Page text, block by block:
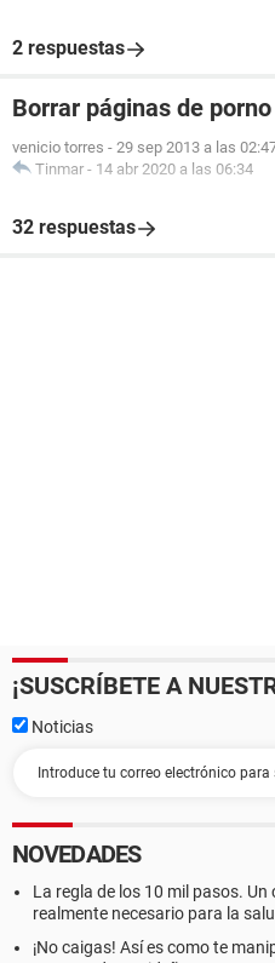
2 respuestas
Borrar páginas de
venicio torres - 29 sep 2013 a las
Tinmar - 14 abr 2020 a las 06:34
32 respuestas
¡SUSCRÍBETE A
Noticias
NOVEDADES
La regla de los 10 mil pasos.
realmente necesario para la
¡No caigas! Así es como te